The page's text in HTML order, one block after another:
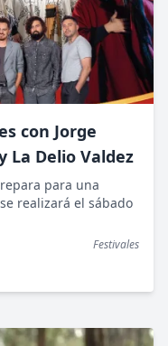
con Jorge
La Delio Valdez
para una
realizará el sábado
Festivales